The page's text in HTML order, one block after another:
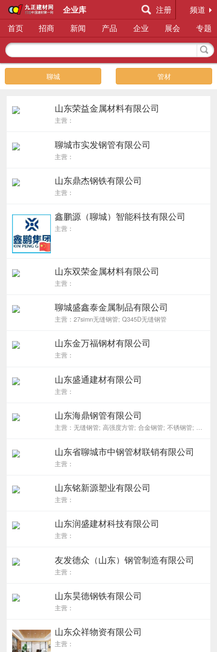
企业库 注册
频道
首页
招商 新闻 产品 企业 展会 专题
聊城 管材
山东荣益金属材料有限公司
主营：
聊城市实发钢管有限公司
主营：
山东鼎杰钢铁有限公司
主营：
鑫鹏源（聊城）智能科技有限公司
主营：
山东双荣金属材料有限公司
主营：
聊城盛鑫泰金属制品有限公司
主营：27simn无缝钢管; Q345D无缝钢管
山东金万福钢材有限公司
主营：
山东盛通建材有限公司
主营：
山东海鼎钢管有限公司
主营：无缝钢管; 高强度方管; 合金钢管; 不锈钢管; 管线管
山东省聊城市中钢管材联销有限公司
主营：
山东铭新源塑业有限公司
主营：
山东润盛建材科技有限公司
主营：
友发德众（山东）钢管制造有限公司
主营：
山东昊德钢铁有限公司
主营：
山东众祥物资有限公司
主营：